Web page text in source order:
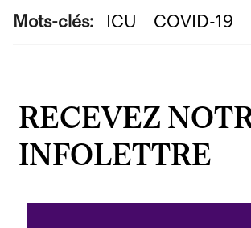
Mots-clés: ICU COVID-19
RECEVEZ
INFOLETTRE